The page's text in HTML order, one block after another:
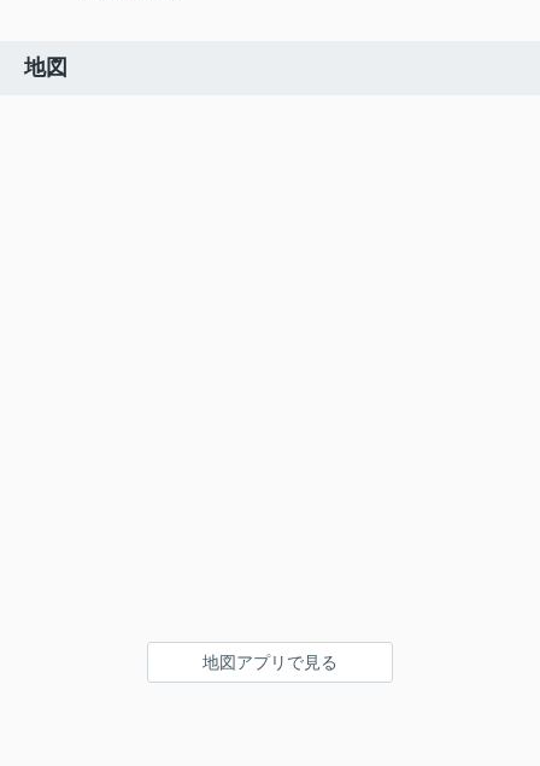
地図
地図アプリで見る